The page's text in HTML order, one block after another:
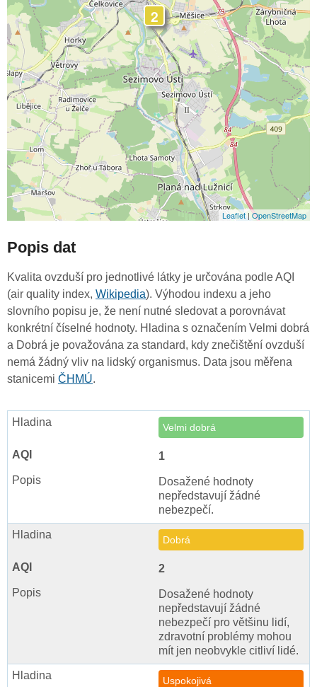
2
Leaflet |OpenStreetMap
Popis dat
Kvalita ovzduší pro jednotlivé látky je určována podle AQI
(air quality index, Wikipedia). Výhodou indexu a jeho
slovního popisu je, že není nutné sledovat a porovnávat
konkrétní číselné hodnoty. Hladina s označením Velmi dobrá
a Dobrá je považována za standard, kdy znečištění ovzduší
nemá žádný vliv na lidský organismus. Data jsou měřena
stanicemi ČHMÚ.
Velmi dobrá
1
Dosažené hodnoty
nepředstavují žádné
nebezpečí.
Dobrá
2
Dosažené hodnoty
nepředstavují žádné
nebezpečí pro většinu lidí,
zdravotní problémy mohou
mít jen neobvykle citliví lidé.
Uspokojivá